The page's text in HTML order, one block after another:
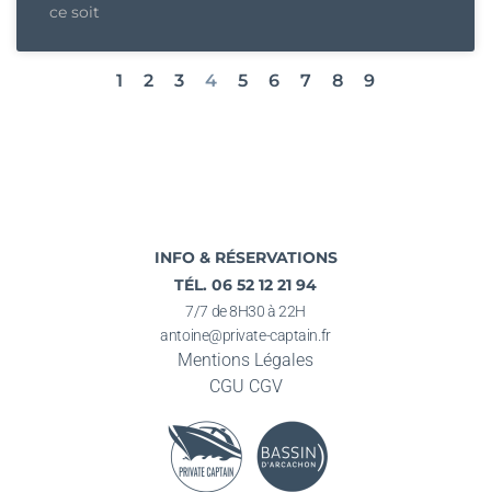
ce soit
1 2 3 4 5 6 7 8 9
INFO & RÉSERVATIONS
TÉL. 06 52 12 21 94
7/7 de 8H30 à 22H
antoine@private-captain.fr
Mentions Légales
CGU CGV